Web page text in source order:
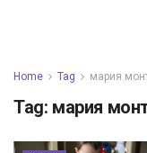
Home Tag мария
Tag: мария